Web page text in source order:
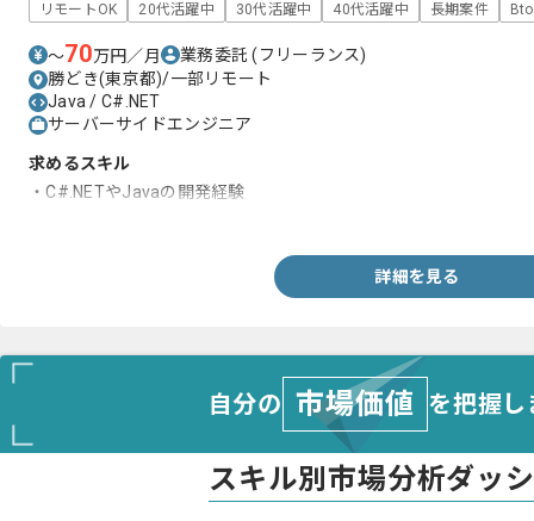
リモートOK 20代活躍中 30代活躍中 40代活躍中 長期案件
〜70万円／月 業務委託(フリーランス)
勝どき(東京都)/一部リモート
Java / C#.NET
サーバーサイドエンジニア
求めるスキル
・C#.NETやJavaの開発経験
詳細を見る
自分の 市場価値 を把握
スキル別市場分析ダッ